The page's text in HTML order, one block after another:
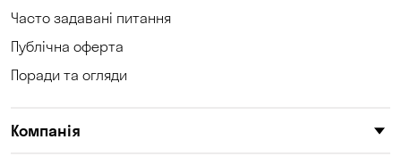
Кривий Ріг
Кропивницький
Часто задавані питання
Публічна оферта
Поради та огляди
Компанія